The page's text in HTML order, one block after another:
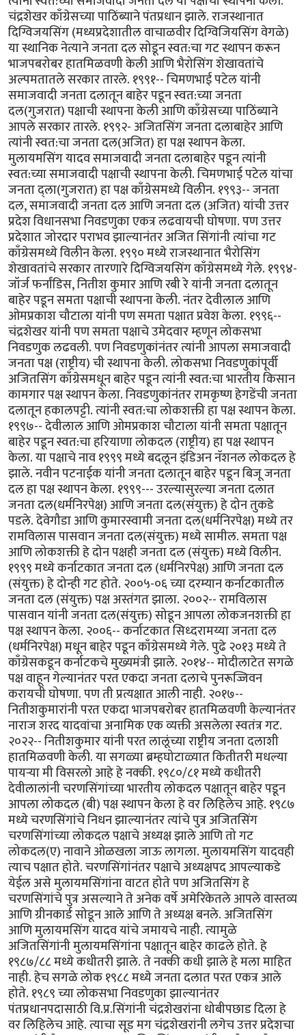
चंद्रशेखर काँग्रेसच्या पाठिंब्याने पंतप्रधान झाले. राजस्थानात
दिग्विजयसिंग (मध्यप्रदेशातील वाचाळवीर दिग्विजियसिंग वेगळे)
या स्थानिक नेत्याने जनता दल सोडून स्वत:चा गट स्थापन करून
भाजपबरोबर हातमिळवणी केली आणि भैरोसिंग शेखावतांचे
अल्पमतातले सरकार तारले. १९९१-- चिमणभाई पटेल यांनी
समाजवादी जनता दलातून बाहेर पडून स्वत:च्या जनता
दल(गुजरात) पक्षाची स्थापना केली आणि काँग्रेसच्या पाठिंब्याने
आपले सरकार तारले. १९९२- अजितसिंग जनता दलाबाहेर आणि
त्यांनी स्वत:चा जनता दल(अजित) हा पक्ष स्थापन केला.
मुलायमसिंग यादव समाजवादी जनता दलाबाहेर पडून त्यांनी
स्वत:च्या समाजवादी पक्षाची स्थापना केली. चिमणभाई पटेल यांचा
जनता द्ला(गुजरात) हा पक्ष काँग्रेसमध्ये विलीन. १९९३-- जनता
दल, समाजवादी जनता दल आणि जनता दल (अजित) यांची उत्तर
प्रदेश विधानसभा निवडणुका एकत्र लढवायची घोषणा. पण उत्तर
प्रदेशात जोरदार पराभव झाल्यानंतर अजित सिंगांनी त्यांचा गट
काँग्रेसमध्ये विलीन केला. १९९० मध्ये राजस्थानात भैरोसिंग
शेखावतांचे सरकार तारणारे दिग्विजयसिंग काँग्रेसमध्ये गेले. १९९४-
जॉर्ज फर्नांडिस, नितीश कुमार आणि रबी रे यांनी जनता दलातून
बाहेर पडून समता पक्षाची स्थापना केली. नंतर देवीलाल आणि
ओमप्रकाश चौटाला यांनी पण समता पक्षात प्रवेश केला. १९९६--
चंद्रशेखर यांनी पण समता पक्षाचे उमेदवार म्हणून लोकसभा
निवडणुक लढवली. पण निवडणुकांनंतर त्यांनी आपला समाजवादी
जनता पक्ष (राष्ट्रीय) ची स्थापना केली. लोकसभा निवडणुकांपूर्वी
अजितसिंग काँग्रेसमधून बाहेर पडून त्यांनी स्वत:चा भारतीय किसान
कामगार पक्ष स्थापन केला. निवडणुकांनंतर रामकृष्ण हेगडेंची जनता
दलातून हकालपट्टी. त्यांनी स्वत:चा लोकशक्ती हा पक्ष स्थापन केला.
१९९७-- देवीलाल आणि ओमप्रकाश चौटाला यांनी समता पक्षातून
बाहेर पडून स्वत:चा हरियाणा लोकदल (राष्ट्रीय) हा पक्ष स्थापन
केला. या पक्षाचे नाव १९९९ मध्ये बदलून इंडिअन नॅशनल लोकदल हे
झाले. नवीन पटनाईक यांनी जनता दलातून बाहेर पडून बिजू जनता
दल हा पक्ष स्थापन केला. १९९९--- उरल्यासुरल्या जनता दलात
जनता दल(धर्मनिरपेक्ष) आणि जनता दल(संयुक्त) हे दोन तुकडे
पडले. देवेगौडा आणि कुमारस्वामी जनता दल(धर्मनिरपेक्ष) मध्ये तर
रामविलास पासवान जनता दल(संयुक्त) मध्ये सामील. समता पक्ष
आणि लोकशक्ती हे दोन पक्षही जनता दल (संयुक्त) मध्ये विलीन.
१९९९ मध्ये कर्नाटकात जनता दल (धर्मनिरपेक्ष) आणि जनता दल
(संयुक्त) हे दोन्ही गट होते. २००५-०६ च्या दरम्यान कर्नाटकातील
जनता दल (संयुक्त) पक्ष अस्तंगत झाला. २००२-- रामविलास
पासवान यांनी जनता दल(संयुक्त) सोडून आपला लोकजनशक्ती हा
पक्ष स्थापन केला. २००६-- कर्नाटकात सिध्दरामय्या जनता दल
(धर्मनिरपेक्ष) मधून बाहेर पडून काँग्रेसमध्ये गेले. पुढे २०१३ मध्ये ते
काँग्रेसकडून कर्नाटकचे मुख्यमंत्री झाले. २०१४-- मोदीलाटेत सगळे
पक्ष वाहून गेल्यानंतर परत एकदा जनता दलाचे पुनरूज्जिवन
करायची घोषणा. पण ती प्रत्यक्षात आली नाही. २०१७--
नितीशकुमारांनी परत एकदा भाजपबरोबर हातमिळवणी केल्यानंतर
नाराज शरद यादवांचा अनामिक एक व्यक्ती असलेला स्वतंत्र गट.
२०२२-- नितीशकुमार यांनी परत लालूंच्या राष्ट्रीय जनता दलाशी
हातमिळवणी केली. या सगळ्या ब्रम्हघोटाळ्यात कितीतरी मधल्या
पायऱ्या मी विसरलो आहे हे नक्की. १९८०/८१ मध्ये कधीतरी
देवीलालांनी चरणसिंगांच्या भारतीय लोकदल पक्षातून बाहेर पडून
आपला लोकदल (बी) पक्ष स्थापन केला हे वर लिहिलेच आहे. १९८७
मध्ये चरणसिंगांचे निधन झाल्यानंतर त्यांचे पुत्र अजितसिंग
चरणसिंगांच्या लोकदल पक्षाचे अध्यक्ष झाले आणि तो गट
लोकदल(ए) नावाने ओळखला जाऊ लागला. मुलायमसिंग यादवही
त्याच पक्षात होते. चरणसिंगांनंतर पक्षाचे अध्यक्षपद आपल्याकडे
येईल असे मुलायमसिंगांना वाटत होते पण अजितसिंग हे
चरणसिंगांचे पुत्र असल्याने ते अनेक वर्षे अमेरिकेतले आपले वास्तव्य
आणि ग्रीनकार्ड सोडून आले आणि ते अध्यक्ष बनले. अजितसिंग
आणि मुलायमसिंग यादव यांचे जमायचे नाही. त्यामुळे
अजितसिंगांनी मुलायमसिंगांना पक्षातून बाहेर काढले होते. हे
१९८७/८८ मध्ये कधीतरी झाले. ते नक्की कधी झाले हे मला माहित
नाही. हेच सगळे लोक १९८८ मध्ये जनता दलात परत एकत्र आले
होते. १९८९ च्या लोकसभा निवडणुका झाल्यानंतर
पंतप्रधानपदासाठी वि.प्र.सिंगांनी चंद्रशेखरांना धोबीपछाड दिला हे
वर लिहिलेच आहे. त्याचा सूड मग चंद्रशेखरांनी लगेच उत्तर प्रदेशचा